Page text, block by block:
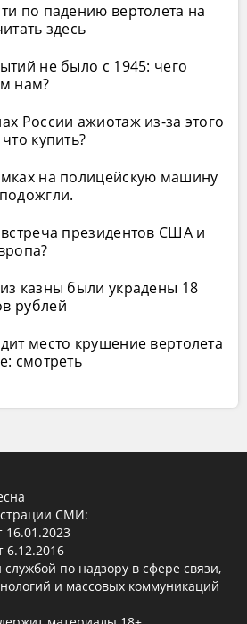
по падению вертолета на
здесь
не было с 1945: чего
нам?
России ажиотаж из-за этого
купить?
на полицейскую машину
встреча президентов США и
казны были украдены 18
рублей
место крушение вертолета
смотреть
СМИ:
6.12.2016
по надзору в сфере связи,
и массовых коммуникаций